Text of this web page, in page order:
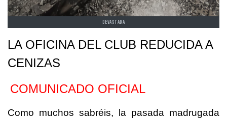
DEVASTADA
LA OFICINA DEL CLUB REDUCIDA A
CENIZAS
COMUNICADO OFICIAL
Como muchos sabréis, la pasada madrugada